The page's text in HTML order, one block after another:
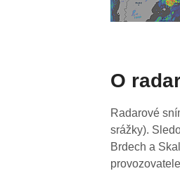
O
Radarové
srážky).
Brdech a